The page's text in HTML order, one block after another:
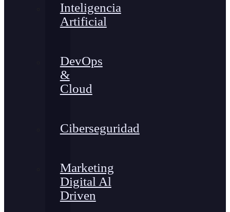
Inteligencia
Artificial
DevOps
&
Cloud
Ciberseguridad
Marketing
Digital Al
Driven